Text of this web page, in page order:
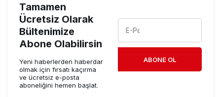
Tamamen
Ücretsiz Olarak
Bültenimize
Abone Olabilirsin
Yeni haberlerden haberdar
olmak için fırsatı kaçırma
ve ücretsiz e-posta
aboneliğini hemen başlat.
ABONE OL